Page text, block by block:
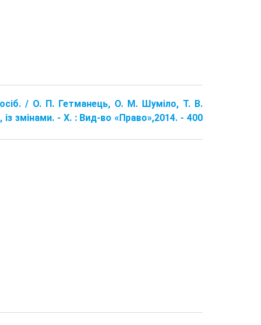
/ О. П. Гетманець, О. М. Шуміло, Т. В.
змінами. - Х. : Вид-во «Право»,2014. - 400